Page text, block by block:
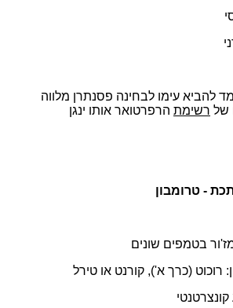
להביא עימו לבחינה פסנתרן מלווה
של רשימת הרפרטואר אותו ינגן
- טרומבון
בטמפים שונים
רוכוט (כרך א'), קורנט או טירל